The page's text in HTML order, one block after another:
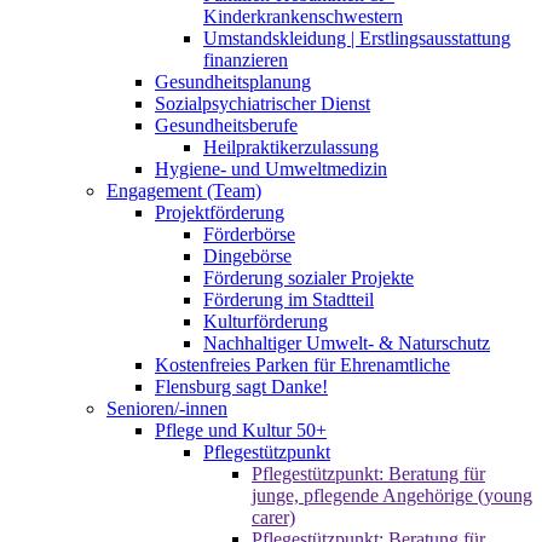
Kinderkrankenschwestern
Umstandskleidung | Erstlingsausstattung
finanzieren
Gesundheitsplanung
Sozialpsychiatrischer Dienst
Gesundheitsberufe
Heilpraktikerzulassung
Hygiene- und Umweltmedizin
Engagement (Team)
Projektförderung
Förderbörse
Dingebörse
Förderung sozialer Projekte
Förderung im Stadtteil
Kulturförderung
Nachhaltiger Umwelt- & Naturschutz
Kostenfreies Parken für Ehrenamtliche
Flensburg sagt Danke!
Senioren/-innen
Pflege und Kultur 50+
Pflegestützpunkt
Pflegestützpunkt: Beratung für
junge, pflegende Angehörige (young
carer)